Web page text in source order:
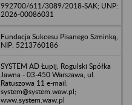
992700/611/3089/2018-SAK; UNP:
2026-00086031
Fundacja Sukcesu Pisanego Szminką,
NIP: 5213760186
SYSTEM AD Łupij, Rogulski Spółka
Jawna - 03-450 Warszawa, ul.
Ratuszowa 11 e-mail:
system@system.waw.pl;
www.system.waw.pl